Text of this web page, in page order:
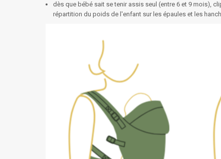
dès que bébé sait se tenir assis seul (entre 6 et 9 mois),
répartition du poids de l'enfant sur les épaules et les